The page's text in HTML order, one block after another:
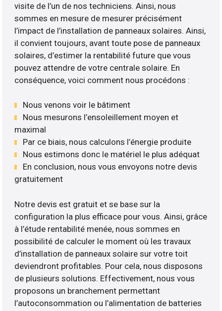
visite de l’un de nos techniciens. Ainsi, nous
sommes en mesure de mesurer précisément
l’impact de l’installation de panneaux solaires. Ainsi,
il convient toujours, avant toute pose de panneaux
solaires, d’estimer la rentabilité future que vous
pouvez attendre de votre centrale solaire. En
conséquence, voici comment nous procédons :
Nous venons voir le bâtiment
Nous mesurons l’ensoleillement moyen et
maximal
Par ce biais, nous calculons l’énergie produite
Nous estimons donc le matériel le plus adéquat
En conclusion, nous vous envoyons notre devis
gratuitement
Notre devis est gratuit et se base sur la
configuration la plus efficace pour vous. Ainsi, grâce
à l’étude rentabilité menée, nous sommes en
possibilité de calculer le moment où les travaux
d’installation de panneaux solaire sur votre toit
deviendront profitables. Pour cela, nous disposons
de plusieurs solutions. Effectivement, nous vous
proposons un branchement permettant
l’autoconsommation ou l’alimentation de batteries